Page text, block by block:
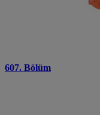
607. Bölüm